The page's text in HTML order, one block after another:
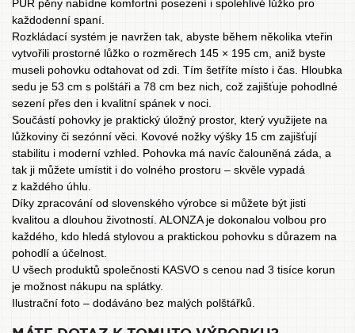
PUR pěny nabídne komfortní posezení i spolehlivé lůžko pro
každodenní spaní.
Rozkládací systém je navržen tak, abyste během několika vteřin
vytvořili prostorné lůžko o rozměrech 145 × 195 cm, aniž byste
museli pohovku odtahovat od zdi. Tím šetříte místo i čas. Hloubka
sedu je 53 cm s polštáři a 78 cm bez nich, což zajišťuje pohodlné
sezení přes den i kvalitní spánek v noci.
Součástí pohovky je praktický úložný prostor, který využijete na
lůžkoviny či sezónní věci. Kovové nožky výšky 15 cm zajišťují
stabilitu i moderní vzhled. Pohovka má navíc čalouněná záda, a
tak ji můžete umístit i do volného prostoru – skvěle vypadá
z každého úhlu.
Díky zpracování od slovenského výrobce si můžete být jisti
kvalitou a dlouhou životností. ALONZA je dokonalou volbou pro
každého, kdo hledá stylovou a praktickou pohovku s důrazem na
pohodlí a účelnost.
U všech produktů společnosti KASVO s cenou nad 3 tisíce korun
je možnost nákupu na splátky.
Ilustrační foto – dodáváno bez malých polštářků.